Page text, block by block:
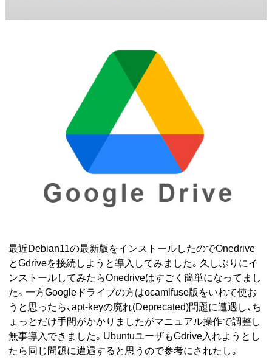
最近Debian11の最新版をインストールしたのでOnedrive
とGdriveを接続しようと導入してみました。久しぶりにイ
ンストールしてみたらOnedriveはすごく簡単になってまし
た。一方Googleドライブの方はocamlfuse版をいれて使お
うと思ったら、apt-keyの廃れ(Deprecated)問題に遭遇し、ち
ょっとだけ手間がかかりましたがマニュアル操作で調整し
無事導入できました。UbuntuユーザもGdrive入れようとし
たら同じ問題に遭遇すると思うので参考にされたし。